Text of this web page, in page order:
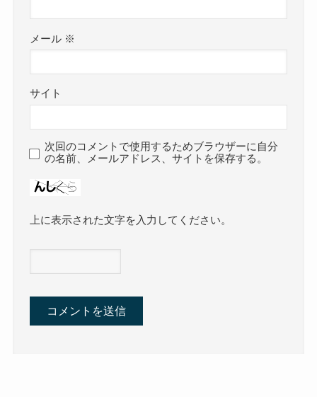
メール ※
サイト
次回のコメントで使用するためブラウザーに自分
の名前、メールアドレス、サイトを保存する。
上に表示された文字を入力してください。